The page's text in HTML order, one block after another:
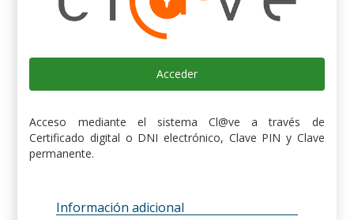
Acceder
Acceso mediante el sistema Cl@ve a través de
Certificado digital o DNI electrónico, Clave PIN y Clave
permanente.
Información adicional